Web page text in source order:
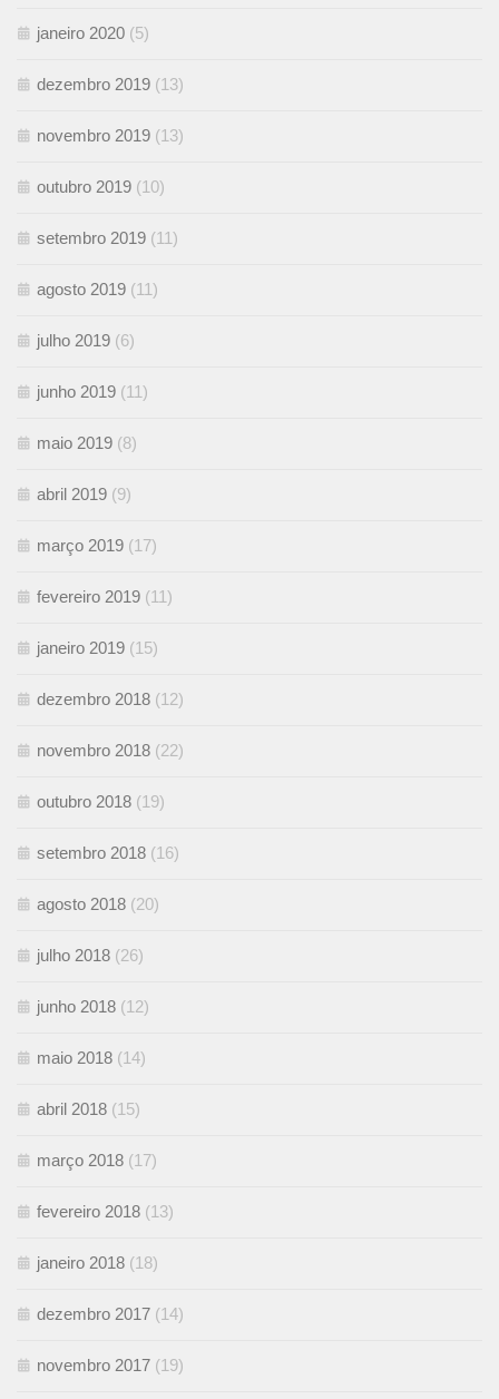
janeiro 2020 (5)
dezembro 2019 (13)
novembro 2019 (13)
outubro 2019 (10)
setembro 2019 (11)
agosto 2019 (11)
julho 2019 (6)
junho 2019 (11)
maio 2019 (8)
abril 2019 (9)
março 2019 (17)
fevereiro 2019 (11)
janeiro 2019 (15)
dezembro 2018 (12)
novembro 2018 (22)
outubro 2018 (19)
setembro 2018 (16)
agosto 2018 (20)
julho 2018 (26)
junho 2018 (12)
maio 2018 (14)
abril 2018 (15)
março 2018 (17)
fevereiro 2018 (13)
janeiro 2018 (18)
dezembro 2017 (14)
novembro 2017 (19)